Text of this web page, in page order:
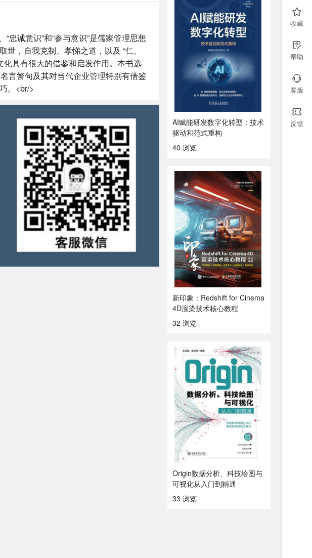
忠诚意识”和“参与意识”是儒家管理思想
世，自我克制、孝悌之道，以及 “仁、
化具有很大的借鉴和启发作用。本书选
言警句及其对当代企业管理特别有借鉴
。<br/>
AI赋能研发数字化转型：技术
驱动和范式重构
40 浏览
新印象：Redshift for Cinema
4D渲染技术核心教程
32 浏览
Origin数据分析、科技绘图与
可视化从入门到精通
33 浏览
收藏
帮助
客服
反馈